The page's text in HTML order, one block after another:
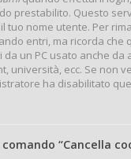
prestabilito. Questo
tuo nome utente. Per
entri, ma ricorda che
un PC usato anche da
università, ecc. Se non
ha disabilitato
“Cancella